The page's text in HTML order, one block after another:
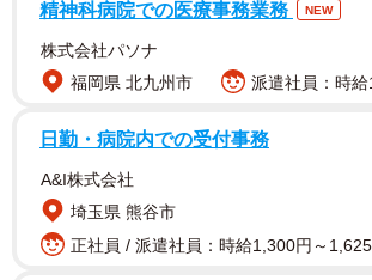
結婚相手の女性に求める「理想的な体型」は？（出
精神科病院での医療事務業務 NEW
株式会社パソナ
福岡県 北九州市
派遣社員：時
日勤・病院内での受付事務
A&I株式会社
埼玉県 熊谷市
正社員 / 派遣社員：時給1,300円～